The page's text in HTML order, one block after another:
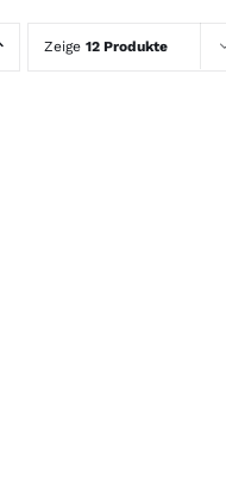
Zeige 12 Produkte